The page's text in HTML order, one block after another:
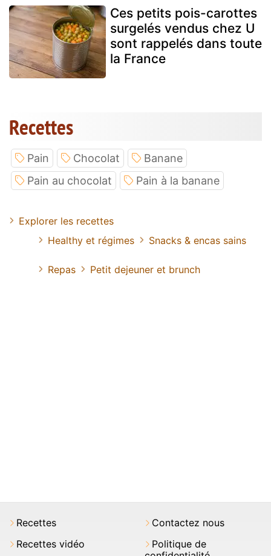
Ces petits pois-carottes
surgelés vendus chez U
sont rappelés dans toute
la France
Recettes
Pain Chocolat
Banane
Pain au chocolat
Pain à la banane
Explorer les recettes
Healthy et régimes
Snacks & encas sains
Repas Petit dejeuner et brunch
Recettes
Recettes vidéo
Contactez nous
Politique de